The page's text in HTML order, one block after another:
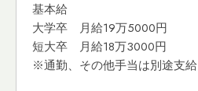
基本給
大学卒 月給19万5000円
短大卒 月給18万3000円
※通勤、その他手当は別途支給